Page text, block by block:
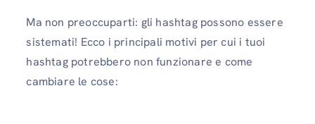
Ma non preoccuparti: gli hashtag possono essere
sistemati! Ecco i principali motivi per cui i tuoi
hashtag potrebbero non funzionare e come
cambiare le cose: